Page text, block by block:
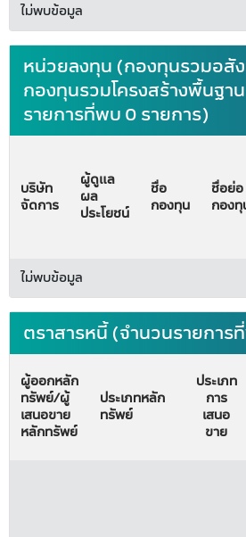
ไม่พบข้อมูล
หน่วยลงทุน (กองทุนรวมอสั
กองทุนรวมโครงสร้างพื้นฐา
รายการที่พบ 0 รายการ)
บริษัท
จัดการ
ผู้ดูแล
ผล
ประโยชน์
ชื่อ
กองทุน
ชื่อย่อ
กอง
ไม่พบข้อมูล
ตราสารหนี้ (จำนวนรายการ
ผู้ออกหลัก
ทรัพย์/ผู้
เสนอขาย
หลักทรัพย์
ประเภทหลัก
ทรัพย์
ประเภท
การ
เสนอ
ขาย